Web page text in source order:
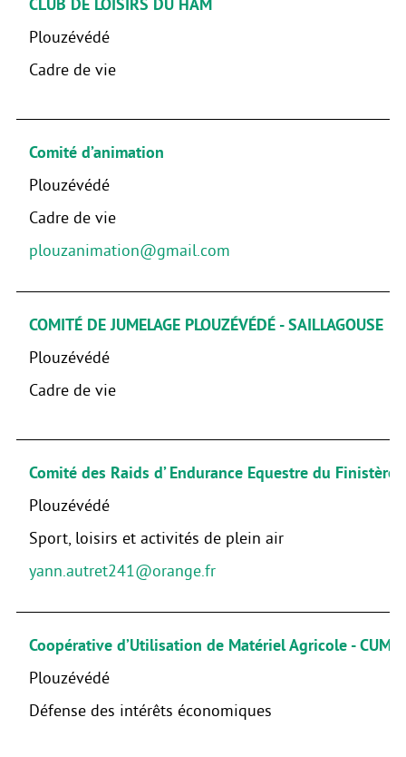
CLUB DE LOISIRS DU HAM
Plouzévédé
Cadre de vie
Comité d’animation
Plouzévédé
Cadre de vie
plouzanimation@gmail.com
COMITÉ DE JUMELAGE PLOUZÉVÉDÉ - SAILLAGOUSE
Plouzévédé
Cadre de vie
Comité des Raids d’ Endurance Equestre du Finistère -
Plouzévédé
Sport, loisirs et activités de plein air
yann.autret241@orange.fr
Coopérative d’Utilisation de Matériel Agricole -
Plouzévédé
Défense des intérêts économiques